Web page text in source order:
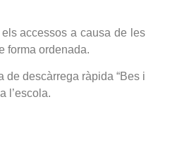
accessos a causa de les
forma ordenada.
descàrrega ràpida “Bes i
l’escola.